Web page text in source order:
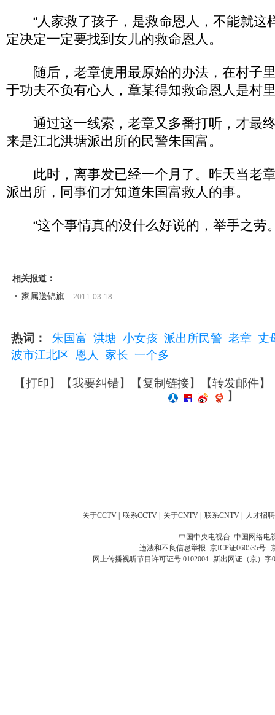
“人家救了孩子，是救命恩人，不能就这
定决定一定要找到女儿的救命恩人。
随后，老章使用最原始的办法，在村子
于功夫不负有心人，章某得知救命恩人是村
通过这一线索，老章又多番打听，才最
来是江北洪塘派出所的民警朱国富。
此时，离事发已经一个月了。昨天当老
派出所，同事们才知道朱国富救人的事。
“这个事情真的没什么好说的，举手之劳
相关报道：
家属送锦旗
2011-03-18
热词： 朱国富 洪塘 小女孩 派出所民警 老章 丈
波市江北区 恩人 家长 一个多
【打印】【我要纠错】【复制链接】【转发邮件】
】
关于CCTV | 联系CCTV | 关于CNTV | 联系CNTV | 人才招聘
中国中央电视台 中国网络电
违法和不良信息举报 京ICP证060535号
网上传播视听节目许可证号 0102004 新出网证（京）